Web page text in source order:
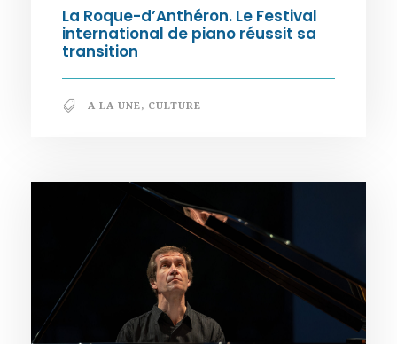
La Roque-d’Anthéron. Le Festival
international de piano réussit sa
transition
A LA UNE, CULTURE